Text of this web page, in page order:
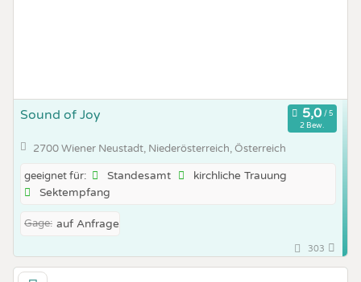
Sound of Joy
2 Bew.
2700 Wiener Neustadt, Niederösterreich, Österreich
geeignet für: Standesamt
kirchliche Trauung
Sektempfang
Gage: auf Anfrage
303